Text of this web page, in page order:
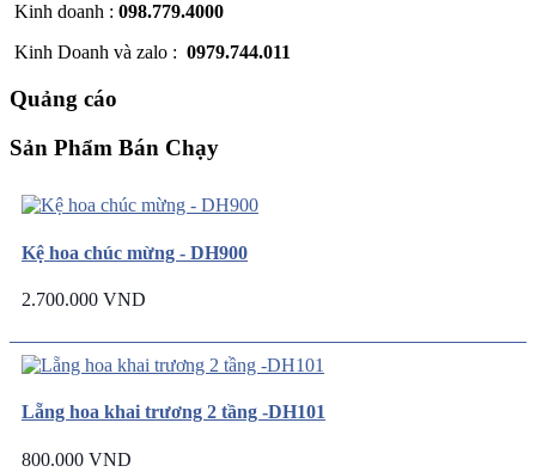
Kinh doanh : 098.779.4000
Kinh Doanh và zalo : 0979.744.011
Quảng cáo
Sản Phẩm Bán Chạy
Kệ hoa chúc mừng - DH900
2.700.000 VND
Lẵng hoa khai trương 2 tầng -DH101
800.000 VND